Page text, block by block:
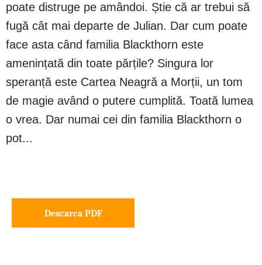
poate distruge pe amândoi. Știe că ar trebui să
fugă cât mai departe de Julian. Dar cum poate
face asta când familia Blackthorn este
amenințată din toate părțile? Singura lor
speranță este Cartea Neagră a Morții, un tom
de magie având o putere cumplită. Toată lumea
o vrea. Dar numai cei din familia Blackthorn o
pot...
Descarca PDF